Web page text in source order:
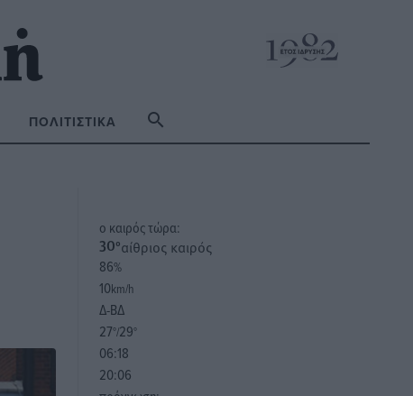
ΠΟΛΙΤΙΣΤΙΚΆ
o καιρός τώρα:
30°αίθριος καιρός
86%
10km/h
Δ-ΒΔ
27°/29°
06:18
20:06